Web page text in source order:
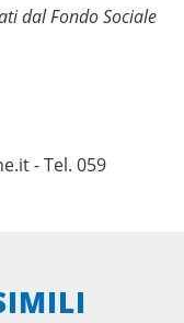
dal Fondo Sociale
- Tel. 059